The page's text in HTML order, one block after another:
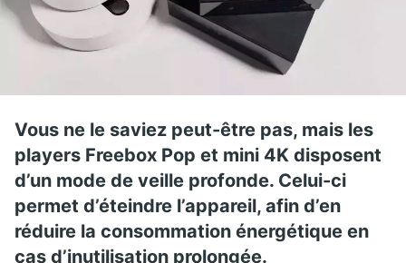
Vous ne le saviez peut-être pas, mais les
players Freebox Pop et mini 4K disposent
d’un mode de veille profonde. Celui-ci
permet d’éteindre l’appareil, afin d’en
réduire la consommation énergétique en
cas d’inutilisation prolongée.